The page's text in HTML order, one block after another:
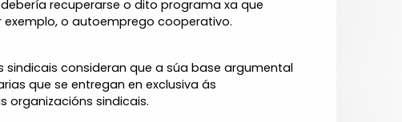
recuperarse o dito programa xa que
o autoemprego cooperativo.
sindicais consideran que a súa base argumental
que se entregan en exclusiva ás
organizacións sindicais.